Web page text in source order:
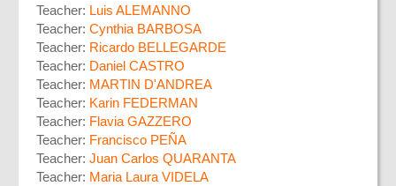
Teacher: Luis ALEMANNO
Teacher: Cynthia BARBOSA
Teacher: Ricardo BELLEGARDE
Teacher: Daniel CASTRO
Teacher: MARTIN D'ANDREA
Teacher: Karin FEDERMAN
Teacher: Flavia GAZZERO
Teacher: Francisco PEÑA
Teacher: Juan Carlos QUARANTA
Teacher: Maria Laura VIDELA